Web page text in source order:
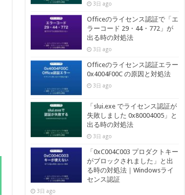
3日 ago
Officeのライセンス認証で「エ
ラーコード 29・44・772」が
出る時の対処法
3日 ago
Officeのライセンス認証エラー
0x4004F00C の原因と対処法
3日 ago
「slui.exe でライセンス認証が
失敗しました 0x80004005」と
出る時の対処法
3日 ago
「0xC004C003 プロダクトキー
がブロックされました」と出
る時の対処法｜Windowsライ
センス認証
3日 ago